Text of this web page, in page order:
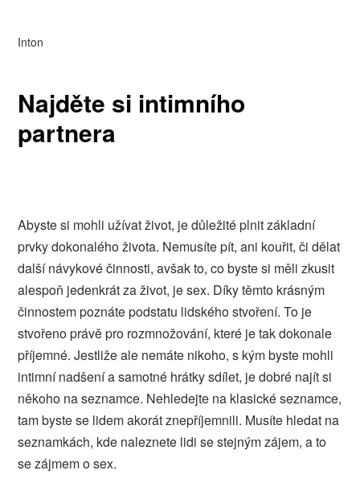
Inton
Najděte si intimního
partnera
Abyste si mohli užívat život, je důležité plnit základní
prvky dokonalého života. Nemusíte pít, ani kouřit, či dělat
další návykové činnosti, avšak to, co byste si měli zkusit
alespoň jedenkrát za život, jesex. Díky těmto krásným
činnostem poznáte podstatu lidského stvoření. To je
stvořeno právě pro rozmnožování, které je tak dokonale
příjemné. Jestliže ale nemáte nikoho, s kým byste mohli
intimní nadšení a samotné hrátky sdílet, je dobré najít si
někoho na seznamce. Nehledejte na klasické seznamce,
tam byste se lidem akorát znepříjemnili. Musíte hledat na
seznamkách, kde naleznete lidi se stejným zájem, a to
se zájmem o sex.